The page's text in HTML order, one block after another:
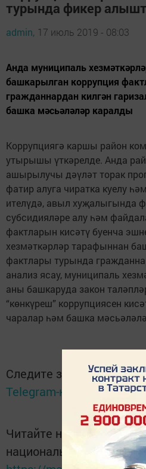
турында фикер
admin, 17 июль 2019 - 08:03
Анда муниципаль
башкарылган коррупция
гражданнардан килгән
башка мәсьәләләр каралды
Коррупциягә каршы район
утырышы үткәрелде. Анда
ашырылучы дәүләт торак
фатир алуга чиратка куелу
ителүдә, авыл хуҗалыгында
субсидияләре алу һәм
фактларын кисәтү буенча
хезмәткәрләр тарафыннан
фактлары турында
анализ ясау, муниципаль
аны башкаруда закон
“көнкүреш” коррупциясен
чаралар һәм башка
Следите за самым
Telegram-канале
Читайте новости
национальном